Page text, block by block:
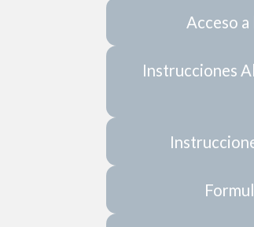
Acceso
Instrucciones